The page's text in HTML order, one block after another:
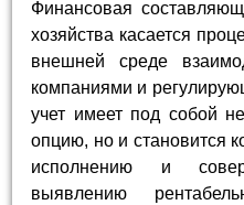
Финансовая
хозяйства касается
внешней среде
компаниями и
учет имеет под собой
опцию, но и становится
исполнению и
выявлению